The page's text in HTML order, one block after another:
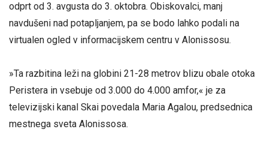
odprt od 3. avgusta do 3. oktobra. Obiskovalci, manj
navdušeni nad potapljanjem, pa se bodo lahko podali na
virtualen ogled v informacijskem centru v Alonissosu.
»Ta razbitina leži na globini 21-28 metrov blizu obale otoka
Peristera in vsebuje od 3.000 do 4.000 amfor,« je za
televizijski kanal Skai povedala Maria Agalou, predsednica
mestnega sveta Alonissosa.